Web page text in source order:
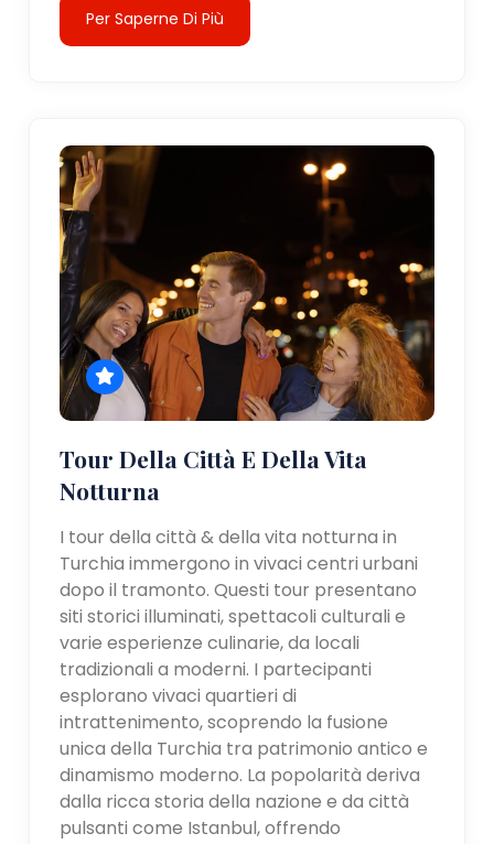
Per Saperne Di Più
Tour Della Città E Della Vita
Notturna
I tour della città & della vita notturna in
Turchia immergono in vivaci centri urbani
dopo il tramonto. Questi tour presentano
siti storici illuminati, spettacoli culturali e
varie esperienze culinarie, da locali
tradizionali a moderni. I partecipanti
esplorano vivaci quartieri di
intrattenimento, scoprendo la fusione
unica della Turchia tra patrimonio antico e
dinamismo moderno. La popolarità deriva
dalla ricca storia della nazione e da città
pulsanti come Istanbul, offrendo